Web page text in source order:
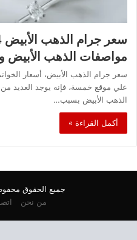
مواصفات الذهب الأبيض
علي موقع خمسة، فإنه يوجد العديد
الذهب الأبيض بسبب…
أكمل القراءة »
جميع الحقوق
من نحن